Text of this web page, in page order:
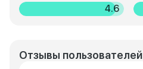
4.6
Отзывы пользователей